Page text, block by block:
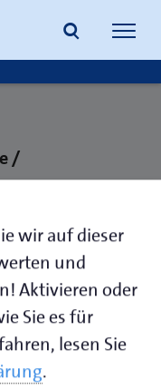
/
Team
allen
wir auf dieser
und
Aktivieren oder
Sie es für
lesen Sie
.